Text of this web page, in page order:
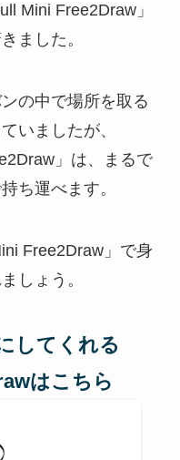
Mini Free2Draw」
ました。
の中で場所を取る
いましたが、
」は、まるで
ち運べます。
Free2Draw」で身
しょう。
してくれる
はこちら